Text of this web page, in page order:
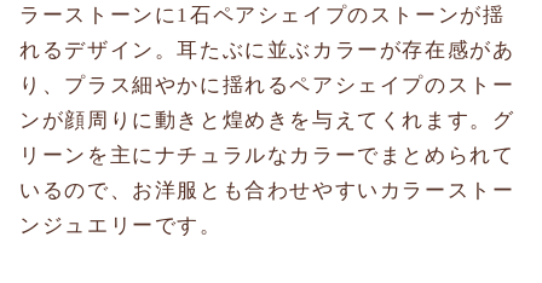
ラーストーンに1石ペアシェイプのストーンが揺
れるデザイン。耳たぶに並ぶカラーが存在感があ
り、プラス細やかに揺れるペアシェイプのストー
ンが顔周りに動きと煌めきを与えてくれます。グ
リーンを主にナチュラルなカラーでまとめられて
いるので、お洋服とも合わせやすいカラーストー
ンジュエリーです。